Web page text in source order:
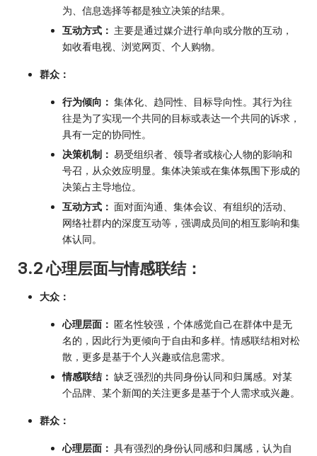
为、信息选择等都是独立决策的结果。
互动方式： 主要是通过媒介进行单向或分散的互动，
如收看电视、浏览网页、个人购物。
群众：
行为倾向： 集体化、趋同性、目标导向性。其行为往
往是为了实现一个共同的目标或表达一个共同的诉求，
具有一定的协同性。
决策机制： 易受组织者、领导者或核心人物的影响和
号召，从众效应明显。集体决策或在集体氛围下形成的
决策占主导地位。
互动方式： 面对面沟通、集体会议、有组织的活动、
网络社群内的深度互动等，强调成员间的相互影响和集
体认同。
3.2 心理层面与情感联结：
大众：
心理层面： 匿名性较强，个体感觉自己在群体中是无
名的，因此行为更倾向于自由和多样。情感联结相对松
散，更多是基于个人兴趣或信息需求。
情感联结： 缺乏强烈的共同身份认同和归属感。对某
个品牌、某个新闻的关注更多是基于个人需求或兴趣。
群众：
心理层面： 具有强烈的身份认同感和归属感，认为自